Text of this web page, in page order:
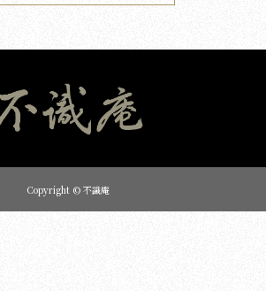
Copyright © 不識庵